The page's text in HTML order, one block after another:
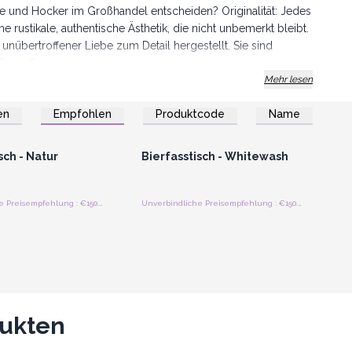
und Hocker im Großhandel entscheiden? Originalität: Jedes
rustikale, authentische Ästhetik, die nicht unbemerkt bleibt.
Liebe zum Detail hergestellt. Sie sind
zu pflegen.
perfekt für gewerbliche Einrichtungen wie Bars, Restaurants,
das perfekte Stück, das in Ihrem Unternehmen fehlt. Bei
Schätze und verleihen Sie Ihren Räumen noch
Mehr lesen
Empfohlen Produktcode Name
oder Registrieren
- Natur
Anmelden oder Registrieren
für Großhandelspreise
Bierfasstisch - Whitewash